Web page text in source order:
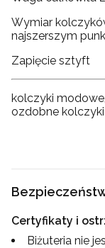
Wymiar
najszerszym
Zapięcie sztyft
kolczyki
ozdobne kolczyki
Certyfikaty i
Biżuteria nie